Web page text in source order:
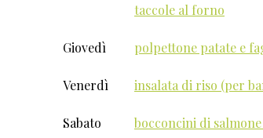
taccole al forno
Giovedì polpettone patate e
Venerdì insalata di riso (per
Sabato bocconcini di